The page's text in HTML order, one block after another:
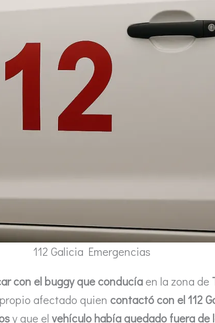
112 Galicia Emergencias
con el buggy que conducía en la zona de
afectado quien contactó con el 112
y que el vehículo había quedado fuera de